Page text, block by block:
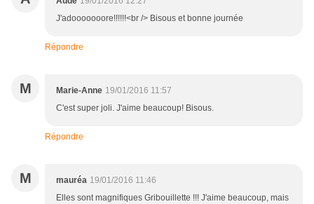
J'adooooooore!!!!!!<br /> Bisous et bonne journée
Répondre
M Marie-Anne 19/01/2016 11:57
C'est super joli. J'aime beaucoup! Bisous.
Répondre
M mauréa 19/01/2016 11:46
Elles sont magnifiques Gribouillette !!! J'aime beaucoup, mais